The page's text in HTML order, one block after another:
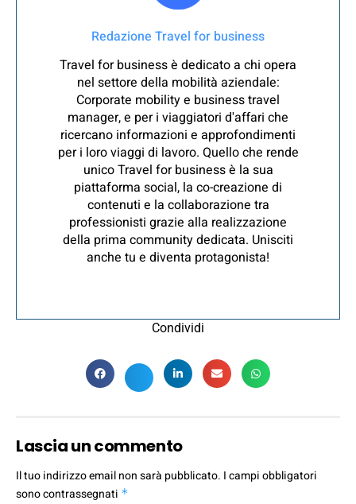
Redazione Travel for business
Travel for business è dedicato a chi opera
nel settore della mobilità aziendale:
Corporate mobility e business travel
manager, e per i viaggiatori d'affari che
ricercano informazioni e approfondimenti
per i loro viaggi di lavoro. Quello che rende
unico Travel for business è la sua
piattaforma social, la co-creazione di
contenuti e la collaborazione tra
professionisti grazie alla realizzazione
della prima community dedicata. Unisciti
anche tu e diventa protagonista!
Condividi
Lascia un commento
Il tuo indirizzo email non sarà pubblicato. I campi obbligatori
sono contrassegnati *